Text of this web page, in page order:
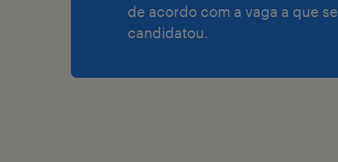
de acordo com a vaga a que se
candidatou.